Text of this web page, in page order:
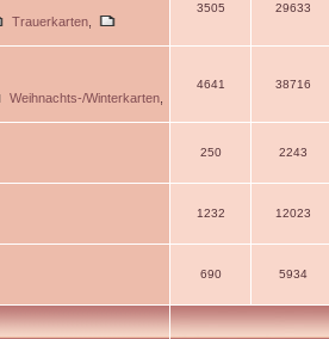
Trauerkarten
3505 29633
Weihnachts-/Winterkarten
4641 38716
250 2243
1232 12023
690 5934